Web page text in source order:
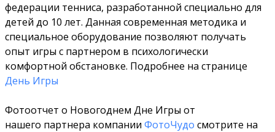
федерации тенниса, разработанной специально для
детей до 10 лет. Данная современная методика и
специальное оборудование позволяют получать
опыт игры с партнером в психологически
комфортной обстановке. Подробнее на странице
День Игры
Фотоотчет о Новогоднем Дне Игры от
нашего партнера компании ФотоЧудо смотрите на